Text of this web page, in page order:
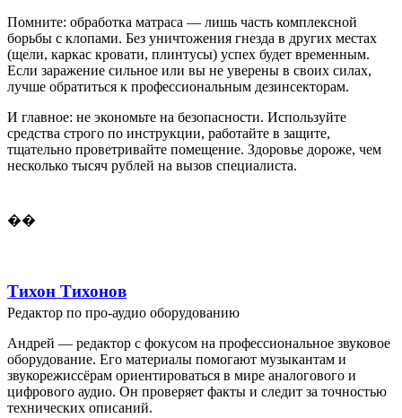
Помните: обработка матраса — лишь часть комплексной
борьбы с клопами. Без уничтожения гнезда в других местах
(щели, каркас кровати, плинтусы) успех будет временным.
Если заражение сильное или вы не уверены в своих силах,
лучше обратиться к профессиональным дезинсекторам.
И главное: не экономьте на безопасности. Используйте
средства строго по инструкции, работайте в защите,
тщательно проветривайте помещение. Здоровье дороже, чем
несколько тысяч рублей на вызов специалиста.
��
Тихон Тихонов
Редактор по про-аудио оборудованию
Андрей — редактор с фокусом на профессиональное звуковое
оборудование. Его материалы помогают музыкантам и
звукорежиссёрам ориентироваться в мире аналогового и
цифрового аудио. Он проверяет факты и следит за точностью
технических описаний.